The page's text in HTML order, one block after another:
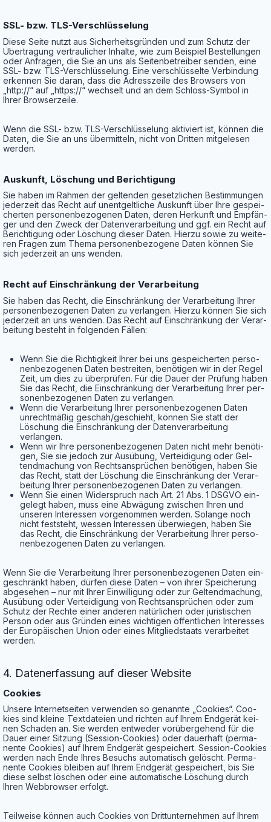
SSL- bzw. TLS-Verschlüsselung
Die­se Sei­te nutzt aus Sicher­heits­grün­den und zum Schutz der
Über­tra­gung ver­trau­li­cher Inhal­te, wie zum Bei­spiel Bestel­lun­gen
oder Anfra­gen, die Sie an uns als Sei­ten­be­trei­ber sen­den, eine
SSL- bzw. TLS-Ver­schlüs­se­lung. Eine ver­schlüs­sel­te Ver­bin­dung
erken­nen Sie dar­an, dass die Adress­zei­le des Brow­sers von
„http://“ auf „https://“ wech­selt und an dem Schloss-Sym­bol in
Ihrer Browserzeile.
Wenn die SSL- bzw. TLS-Ver­schlüs­se­lung akti­viert ist, kön­nen die
Daten, die Sie an uns über­mit­teln, nicht von Drit­ten mit­ge­le­sen
werden.
Aus­kunft, Löschung und Berichtigung
Sie haben im Rah­men der gel­ten­den gesetz­li­chen Bestim­mun­gen
jeder­zeit das Recht auf unent­gelt­li­che Aus­kunft über Ihre gespei­
cher­ten per­so­nen­be­zo­ge­nen Daten, deren Her­kunft und Emp­fän­
ger und den Zweck der Daten­ver­ar­bei­tung und ggf. ein Recht auf
Berich­ti­gung oder Löschung die­ser Daten. Hier­zu sowie zu wei­te­
ren Fra­gen zum The­ma per­so­nen­be­zo­ge­ne Daten kön­nen Sie
sich jeder­zeit an uns wenden.
Recht auf Ein­schrän­kung der Verarbeitung
Sie haben das Recht, die Ein­schrän­kung der Ver­ar­bei­tung Ihrer
per­so­nen­be­zo­ge­nen Daten zu ver­lan­gen. Hier­zu kön­nen Sie sich
jeder­zeit an uns wen­den. Das Recht auf Ein­schrän­kung der Ver­ar­
bei­tung besteht in fol­gen­den Fällen:
Wenn Sie die Rich­tig­keit Ihrer bei uns gespei­cher­ten per­so­
nen­be­zo­ge­nen Daten bestrei­ten, benö­ti­gen wir in der Regel
Zeit, um dies zu über­prü­fen. Für die Dau­er der Prü­fung haben
Sie das Recht, die Ein­schrän­kung der Ver­ar­bei­tung Ihrer per­
so­nen­be­zo­ge­nen Daten zu verlangen.
Wenn die Ver­ar­bei­tung Ihrer per­so­nen­be­zo­ge­nen Daten
unrecht­mä­ßig geschah/geschieht, kön­nen Sie statt der
Löschung die Ein­schrän­kung der Daten­ver­ar­bei­tung
verlangen.
Wenn wir Ihre per­so­nen­be­zo­ge­nen Daten nicht mehr benö­ti­
gen, Sie sie jedoch zur Aus­übung, Ver­tei­di­gung oder Gel­
tend­ma­chung von Rechts­an­sprü­chen benö­ti­gen, haben Sie
das Recht, statt der Löschung die Ein­schrän­kung der Ver­ar­
bei­tung Ihrer per­so­nen­be­zo­ge­nen Daten zu verlangen.
Wenn Sie einen Wider­spruch nach Art. 21 Abs. 1 DSGVO ein­
ge­legt haben, muss eine Abwä­gung zwi­schen Ihren und
unse­ren Inter­es­sen vor­ge­nom­men wer­den. Solan­ge noch
nicht fest­steht, wes­sen Inter­es­sen über­wie­gen, haben Sie
das Recht, die Ein­schrän­kung der Ver­ar­bei­tung Ihrer per­so­
nen­be­zo­ge­nen Daten zu verlangen.
Wenn Sie die Ver­ar­bei­tung Ihrer per­so­nen­be­zo­ge­nen Daten ein­
ge­schränkt haben, dür­fen die­se Daten – von ihrer Spei­che­rung
abge­se­hen – nur mit Ihrer Ein­wil­li­gung oder zur Gel­tend­ma­chung,
Aus­übung oder Ver­tei­di­gung von Rechts­an­sprü­chen oder zum
Schutz der Rech­te einer ande­ren natür­li­chen oder juris­ti­schen
Per­son oder aus Grün­den eines wich­ti­gen öffent­li­chen Inter­es­ses
der Euro­päi­schen Uni­on oder eines Mit­glied­staats ver­ar­bei­tet
werden.
4. Daten­er­fas­sung auf die­ser Website
Coo­kies
Unse­re Inter­net­sei­ten ver­wen­den so genann­te „Coo­kies“. Coo­
kies sind klei­ne Text­da­tei­en und rich­ten auf Ihrem End­ge­rät kei­
nen Scha­den an. Sie wer­den ent­we­der vor­über­ge­hend für die
Dau­er einer Sit­zung (Ses­si­on-Coo­kies) oder dau­er­haft (per­ma­
nen­te Coo­kies) auf Ihrem End­ge­rät gespei­chert. Ses­si­on-Coo­kies
wer­den nach Ende Ihres Besuchs auto­ma­tisch gelöscht. Per­ma­
nen­te Coo­kies blei­ben auf Ihrem End­ge­rät gespei­chert, bis Sie
die­se selbst löschen oder eine auto­ma­ti­sche Löschung durch
Ihren Web­brow­ser erfolgt.
Teil­wei­se kön­nen auch Coo­kies von Dritt­un­ter­neh­men auf Ihrem